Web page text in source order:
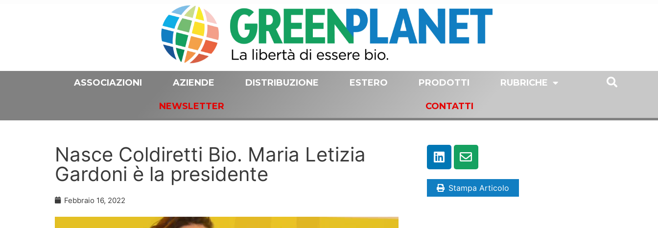
ASSOCIAZIONI AZIENDE DISTRIBUZIONE ESTERO PRODOTTI RUBRICHE
NEWSLETTER CONTATTI
Nasce Coldiretti Bio. Maria Letizia
Gardoni è la presidente
Febbraio 16, 2022
Stampa Articolo